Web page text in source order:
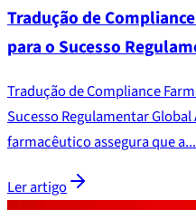
Tradução de
para o Sucesso
Tradução de Compliance
Sucesso Regulamentar
farmacêutico assegura que a...
Ler artigo